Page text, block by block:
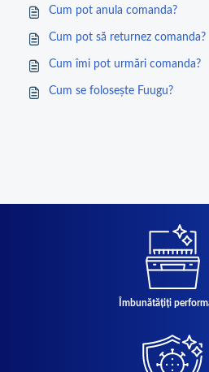
Cum pot anula comanda?
Cum pot să returnez comanda?
Cum îmi pot urmări comanda?
Cum se folosește Fuugu?
Îmbunătățiți